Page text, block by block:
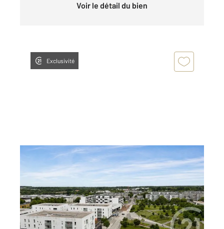
Voir le détail du bien
Exclusivité
63,53 m2, 3 pièces
Ref : 3557
Appartement F3 à vendre
143 500 €